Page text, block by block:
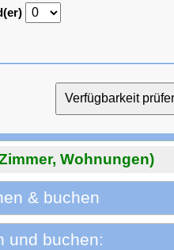
Wohnungen)
& buchen
und buchen: